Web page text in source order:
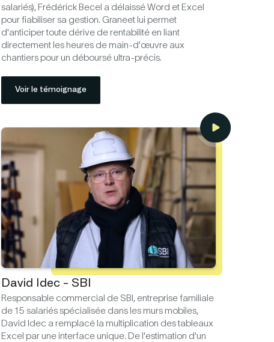
salariés), Frédérick Becel a délaissé Word et Excel
pour fiabiliser sa gestion. Graneet lui permet
d'anticiper toute dérive de rentabilité en liant
directement les heures de main-d'œuvre aux
chantiers pour un déboursé ultra-précis.
Voir le témoignage
David Idec - SBI
Responsable commercial de SBI, entreprise familiale
de 15 salariés spécialisée dans les murs mobiles,
David Idec a remplacé la multiplication des tableaux
Excel par une interface unique. De l'estimation d'un